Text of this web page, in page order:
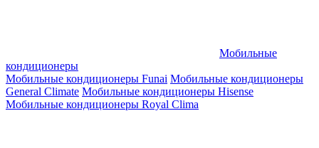
Мобильные
кондиционеры
Мобильные кондиционеры Funai Мобильные кондиционеры
General Climate Мобильные кондиционеры Hisense
Мобильные кондиционеры Royal Clima